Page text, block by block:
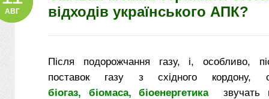
відходів українського АПК?
АВГ
Після подорожчання газу, і, особливо,
поставок газу з східного кордону,
біогаз, біомаса, біоенергетиказвучать